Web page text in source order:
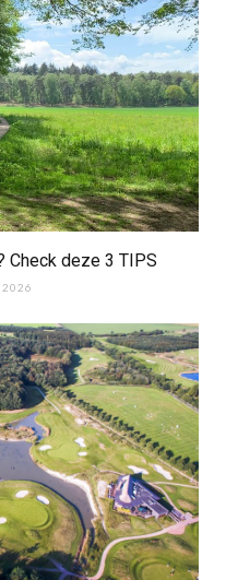
Check deze 3 TIPS